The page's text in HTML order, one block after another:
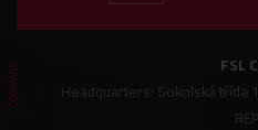
COMPANY
FSL
Headquarters: Sokolská třída